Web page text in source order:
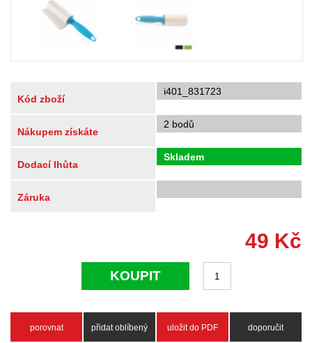
Kód zboží
i401_831723
Nákupem získáte
2 bodů
Dodací lhůta
Skladem
Záruka
49 Kč
KOUPIT
porovnat přidat oblíbený uložit do PDF doporučit